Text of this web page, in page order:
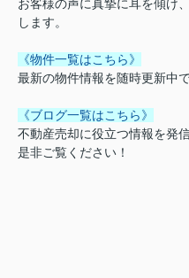
お客様の声に真摯に耳を傾け
します。
《物件一覧はこちら》
最新の物件情報を随時更新中で
《ブログ一覧はこちら》
不動産売却に役立つ情報を発
是非ご覧ください！